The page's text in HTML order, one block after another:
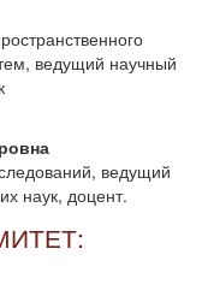
ведущий научный
ведущий
наук, доцент.